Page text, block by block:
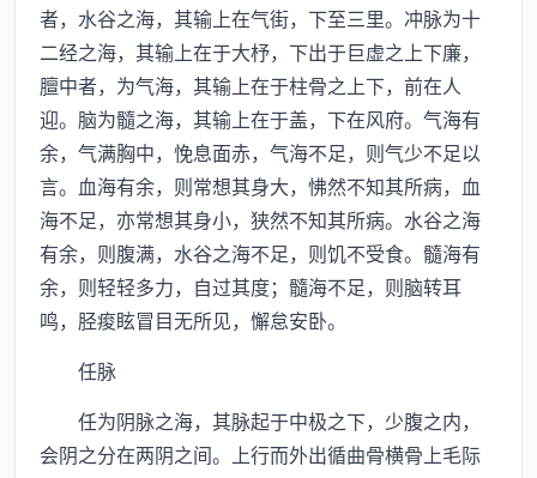
者，水谷之海，其输上在气街，下至三里。冲脉为十
二经之海，其输上在于大杼，下出于巨虚之上下廉，
膻中者，为气海，其输上在于柱骨之上下，前在人
迎。脑为髓之海，其输上在于盖，下在风府。气海有
余，气满胸中，悗息面赤，气海不足，则气少不足以
言。血海有余，则常想其身大，怫然不知其所病，血
海不足，亦常想其身小，狭然不知其所病。水谷之海
有余，则腹满，水谷之海不足，则饥不受食。髓海有
余，则轻轻多力，自过其度；髓海不足，则脑转耳
鸣，胫痠眩冒目无所见，懈怠安卧。
任脉
任为阴脉之海，其脉起于中极之下，少腹之内，
会阴之分在两阴之间。上行而外出循曲骨横骨上毛际